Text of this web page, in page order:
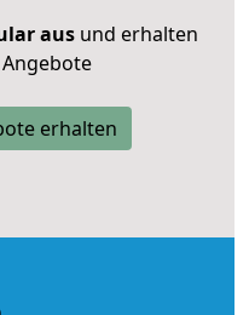
ausund erhalten
erhalten